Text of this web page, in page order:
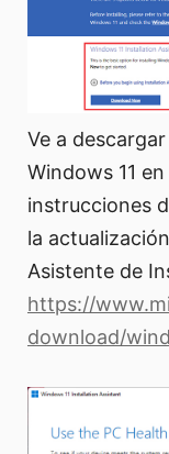
Ve a
Windows 11
instrucciones
la
Asistente de
https://
download/